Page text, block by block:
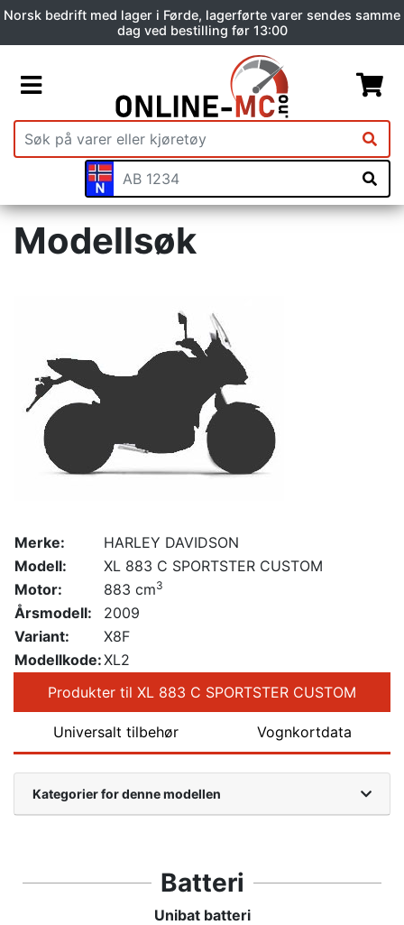
Norsk bedrift med lager i Førde, lagerførte varer sendes samme
dag ved bestilling før 13:00
Modellsøk
Merke:
HARLEY DAVIDSON
Modell:
XL 883 C SPORTSTER CUSTOM
Motor:
883 cm3
Årsmodell:
2009
Variant:
X8F
Modellkode:XL2
Produkter til XL 883 C SPORTSTER CUSTOM
Universalt tilbehør Vognkortdata
Kategorier for denne modellen
Batteri
Unibat batteri